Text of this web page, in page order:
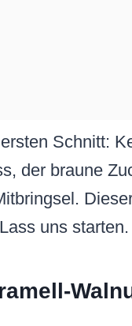
Schnitt:
der braune
uns starten.